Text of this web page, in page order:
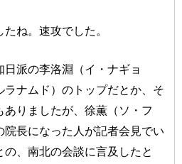
ね。速攻でした。
派の李洛淵（イ・ナギョ
ラナムド）のトップだとか、そ
りましたが、徐薫（ソ・フ
院長になった人が記者会見でい
、南北の会談に言及したと